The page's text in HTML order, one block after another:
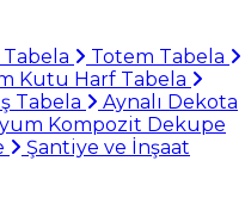
Totem Tabela
Kutu Harf Tabela
Tabela
Aynalı Dekota
Kompozit Dekupe
Şantiye ve İnşaat